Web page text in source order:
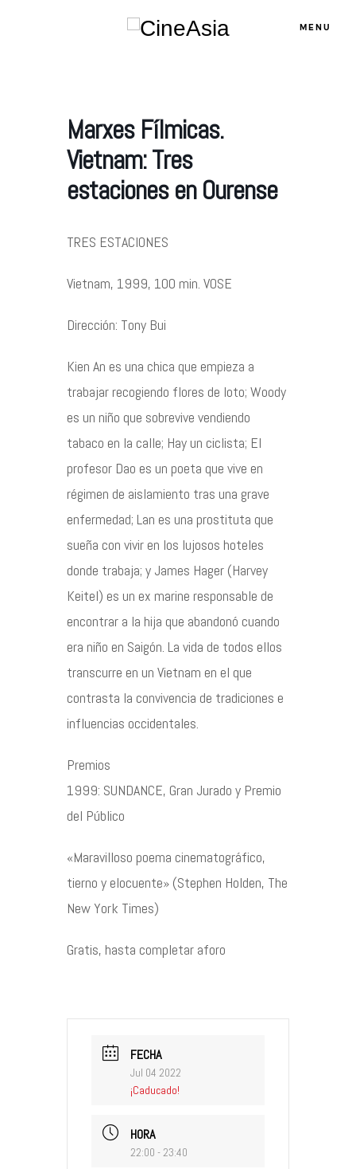
MENU
Marxes Fílmicas.
Vietnam: Tres
estaciones en Ourense
TRES ESTACIONES
Vietnam, 1999, 100 min. VOSE
Dirección: Tony Bui
Kien An es una chica que empieza a
trabajar recogiendo flores de loto; Woody
es un niño que sobrevive vendiendo
tabaco en la calle; Hay un ciclista; El
profesor Dao es un poeta que vive en
régimen de aislamiento tras una grave
enfermedad; Lan es una prostituta que
sueña con vivir en los lujosos hoteles
donde trabaja; y James Hager (Harvey
Keitel) es un ex marine responsable de
encontrar a la hija que abandonó cuando
era niño en Saigón. La vida de todos ellos
transcurre en un Vietnam en el que
contrasta la convivencia de tradiciones e
influencias occidentales.
Premios
1999: SUNDANCE, Gran Jurado y Premio
del Público
«Maravilloso poema cinematográfico,
tierno y elocuente» (Stephen Holden, The
New York Times)
Gratis, hasta completar aforo
FECHA
Jul 04 2022
¡Caducado!
HORA
22:00 - 23:40
Servicios
©2026 COPYRIGHT FLOTHEMES